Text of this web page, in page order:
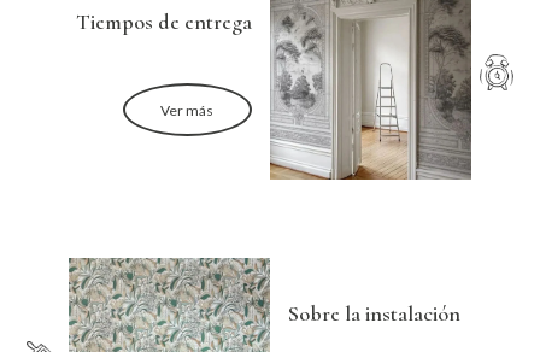
Tiempos de entrega
Ver más
Sobre la instalación